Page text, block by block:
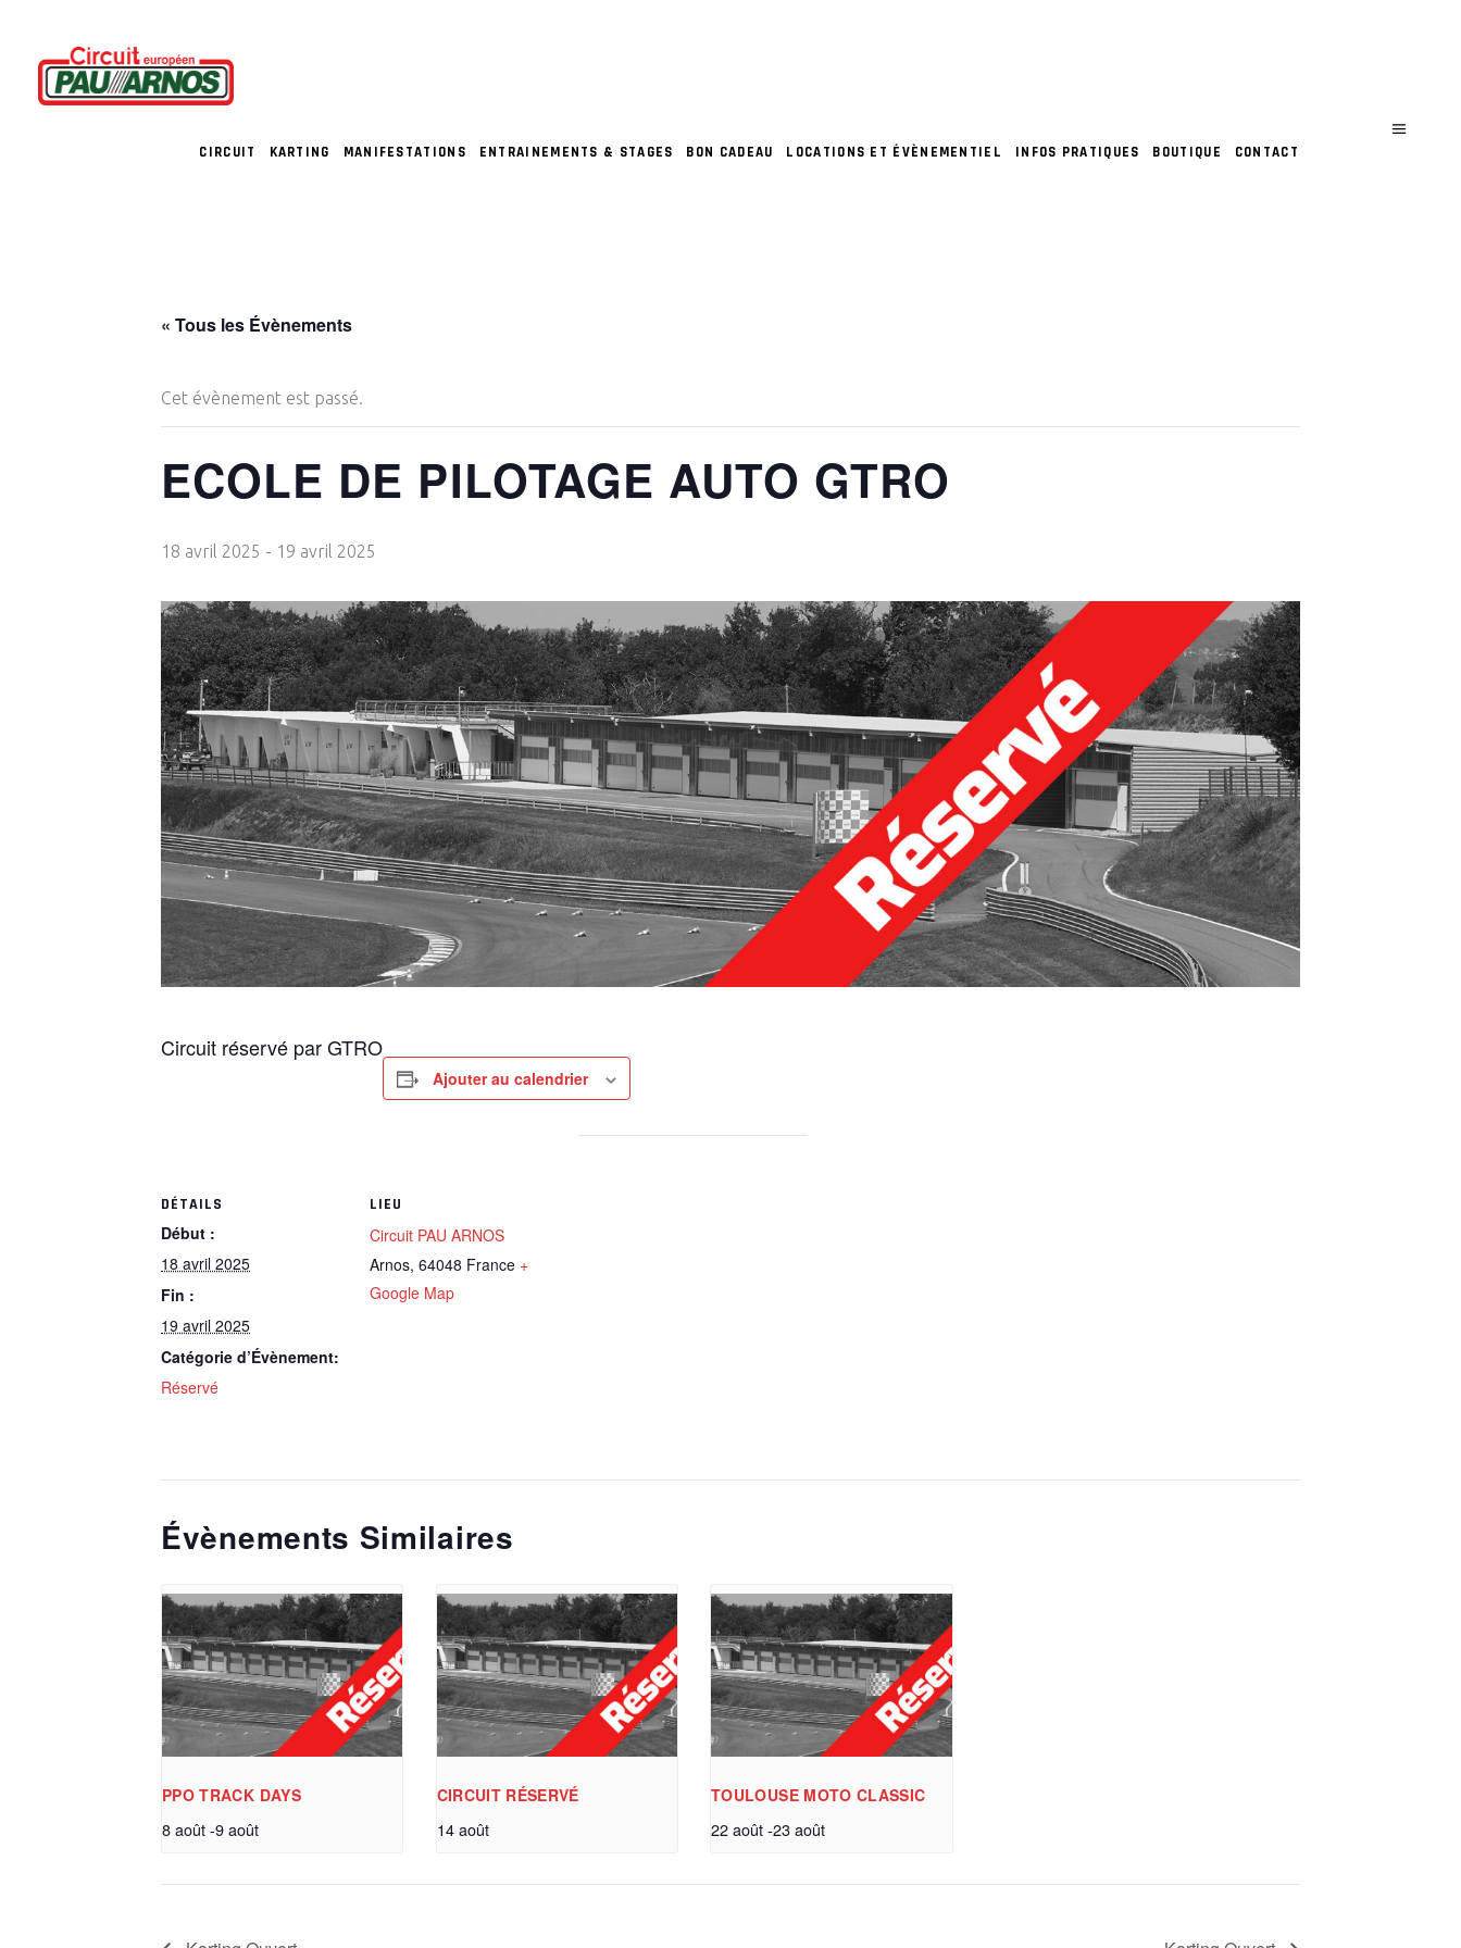
CIRCUIT KARTING MANIFESTATIONS ENTRAINEMENTS & STAGES BON CADEAU LOCATIONS ET ÉVÈNEMENTIEL INFOS PRATIQUES BOUTIQUE CONTACT
« Tous les Évènements
Cet évènement est passé.
ECOLE DE PILOTAGE AUTO GTRO
18 avril 2025 - 19 avril 2025
Circuit réservé par GTRO
Ajouter au calendrier
DÉTAILS
Début :
18 avril 2025
Fin :
19 avril 2025
Catégorie d’Évènement:
Réservé
LIEU
Circuit PAU ARNOS
Arnos, 64048 France +
Google Map
Évènements Similaires
PPO TRACK DAYS
8 août-9 août
CIRCUIT RÉSERVÉ
14 août
TOULOUSE MOTO CLASSIC
22 août-23 août